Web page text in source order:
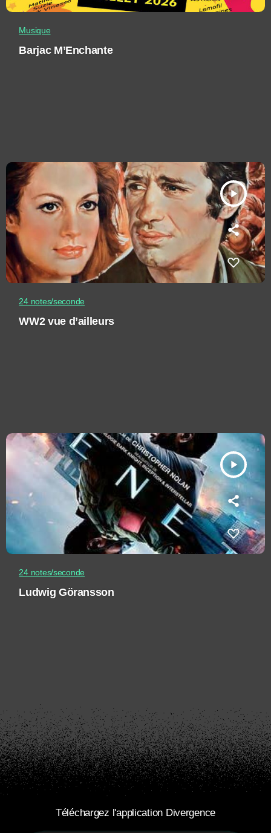
Musique
Barjac M’Enchante
play_arrow
24 notes/seconde
WW2 vue d’ailleurs
play_arrow
24 notes/seconde
Ludwig Göransson
Téléchargez l'application Divergence